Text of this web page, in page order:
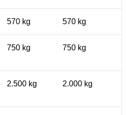
570 kg 570 kg
750 kg 750 kg
2.500 kg 2.000 kg